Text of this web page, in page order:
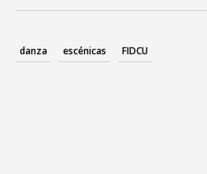
danza escénicas FIDCU